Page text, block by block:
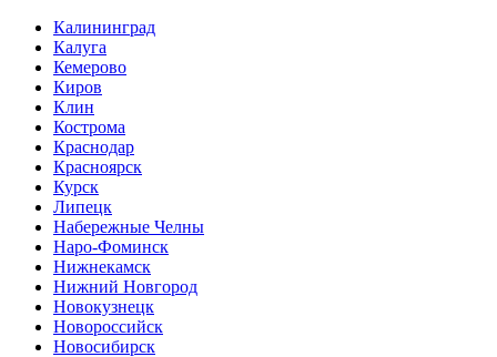
Калининград
Калуга
Кемерово
Киров
Клин
Кострома
Краснодар
Красноярск
Курск
Липецк
Набережные Челны
Наро-Фоминск
Нижнекамск
Нижний Новгород
Новокузнецк
Новороссийск
Новосибирск